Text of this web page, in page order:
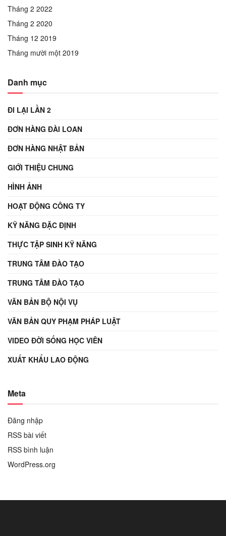
Tháng 2 2022
Tháng 2 2020
Tháng 12 2019
Tháng mười một 2019
Danh mục
ĐI LẠI LẦN 2
ĐƠN HÀNG ĐÀI LOAN
ĐƠN HÀNG NHẬT BẢN
GIỚI THIỆU CHUNG
HÌNH ẢNH
HOẠT ĐỘNG CÔNG TY
KỸ NĂNG ĐẶC ĐỊNH
THỰC TẬP SINH KỸ NĂNG
TRUNG TÂM ĐÀO TẠO
TRUNG TÂM ĐÀO TẠO
VĂN BẢN BỘ NỘI VỤ
VĂN BẢN QUY PHẠM PHÁP LUẬT
VIDEO ĐỜI SỐNG HỌC VIÊN
XUẤT KHẨU LAO ĐỘNG
Meta
Đăng nhập
RSS bài viết
RSS bình luận
WordPress.org